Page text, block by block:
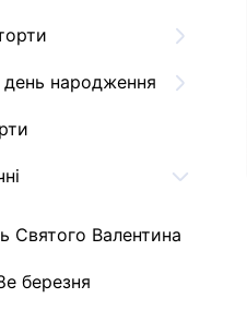
день народження
Святого Валентина
березня